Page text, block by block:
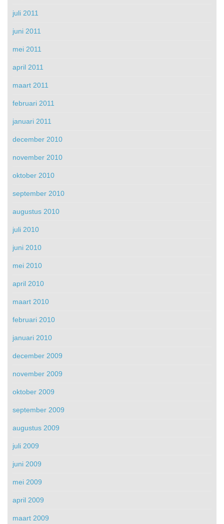
juli 2011
juni 2011
mei 2011
april 2011
maart 2011
februari 2011
januari 2011
december 2010
november 2010
oktober 2010
september 2010
augustus 2010
juli 2010
juni 2010
mei 2010
april 2010
maart 2010
februari 2010
januari 2010
december 2009
november 2009
oktober 2009
september 2009
augustus 2009
juli 2009
juni 2009
mei 2009
april 2009
maart 2009